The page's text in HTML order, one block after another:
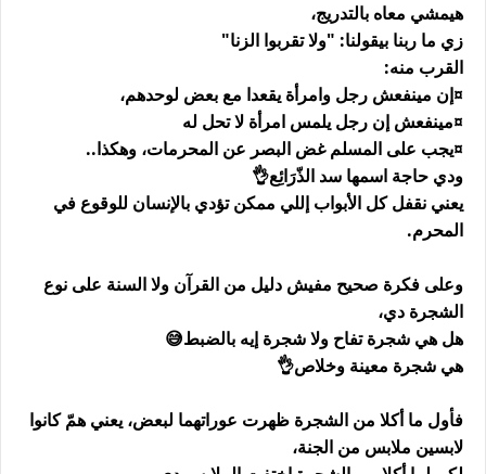
هيمشي معاه بالتدريج،
زي ما ربنا بيقولنا: "ولا تقربوا الزنا"
القرب منه:
¤إن مينفعش رجل وامرأة يقعدا مع بعض لوحدهم،
¤مينفعش إن رجل يلمس امرأة لا تحل له
¤يجب على المسلم غض البصر عن المحرمات، وهكذا..
ودي حاجة اسمها سد الذّرَائِع👌
يعني نقفل كل الأبواب إللي ممكن تؤدي بالإنسان للوقوع في
المحرم.
وعلى فكرة صحيح مفيش دليل من القرآن ولا السنة على نوع
الشجرة دي،
هل هي شجرة تفاح ولا شجرة إيه بالضبط😅
هي شجرة معينة وخلاص👌
فأول ما أكلا من الشجرة ظهرت عوراتهما لبعض، يعني همّ كانوا
لابسين ملابس من الجنة،